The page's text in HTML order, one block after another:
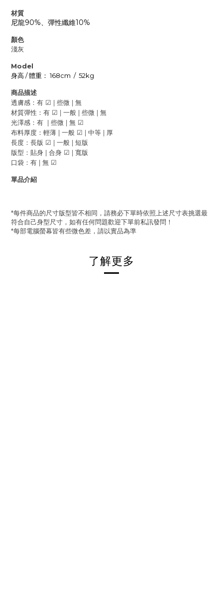
材質
尼龍90%、彈性纖維10%
顏色
淺灰
Model
身高 /體重： 168cm / 52kg
商品描述
透膚感： 有 ☑ | 些微 | 無
材質彈性：有 ☑ | 一般 | 些微 | 無
光澤感：有 | 些微 | 無 ☑
布料厚度： 輕薄 | 一般 ☑ | 中等 | 厚
長度：長版 ☑ | 一般 | 短版
版型：貼身 | 合身 ☑ | 寬版
口袋： 有 | 無 ☑
單品介紹
*每件商品的尺寸版型皆不相同，請務必下單時依照上述尺寸表挑選最
符合自己身型尺寸，如有任何問題歡迎下單前私訊發問！
*每部電腦螢幕皆有些微色差，請以實品為準
了解更多